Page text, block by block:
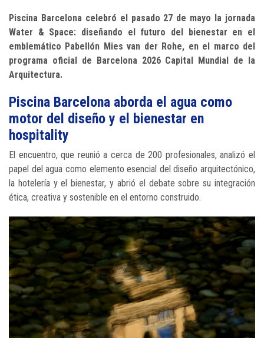
Piscina Barcelona celebró el pasado 27 de mayo la jornada
Water & Space: diseñando el futuro del bienestar en el
emblemático Pabellón Mies van der Rohe, en el marco del
programa oficial de Barcelona 2026 Capital Mundial de la
Arquitectura.
Piscina Barcelona aborda el agua como
motor del diseño y el bienestar en
hospitality
El encuentro, que reunió a cerca de 200 profesionales, analizó el
papel del agua como elemento esencial del diseño arquitectónico,
la hotelería y el bienestar, y abrió el debate sobre su integración
ética, creativa y sostenible en el entorno construido.